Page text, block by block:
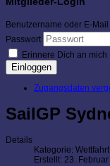
Benutzername oder E-Mail
Passwort
Erinnere Dich an mich
Einloggen
Zugangsdaten
SailGP
Details
Kategorie: Wettfahrt
Erstellt: 23.